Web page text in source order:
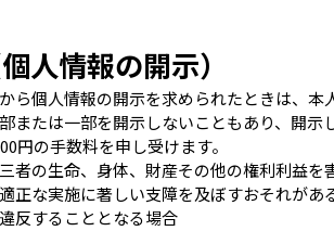
人情報の開示）
ら個人情報の開示を求められたときは、
または一部を開示しないこともあり、開
円の手数料を申し受けます。
者の生命、身体、財産その他の権利利益を
正な実施に著しい支障を及ぼすおそれがあ
反することとなる場合